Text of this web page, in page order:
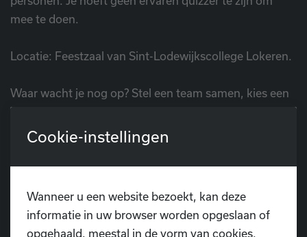
mee te doen.
Locatie: Feestzaal van Sint-Lodewijkscollege Lokeren.
Waar wacht je nog op? Stel een team samen, kies een
naam en schrijf in. Op naar een gezellige avond quiz-
plezier én fun! En… no worries: er zijn voldoende drank
en versnaperingen om de innerlijke mens te
versterken . Tot dan!
Schrijf je nu in!
Cookie-instellingen
Wanneer u een website bezoekt, kan deze
informatie in uw browser worden opgeslaan of
opgehaald, meestal in de vorm van cookies.